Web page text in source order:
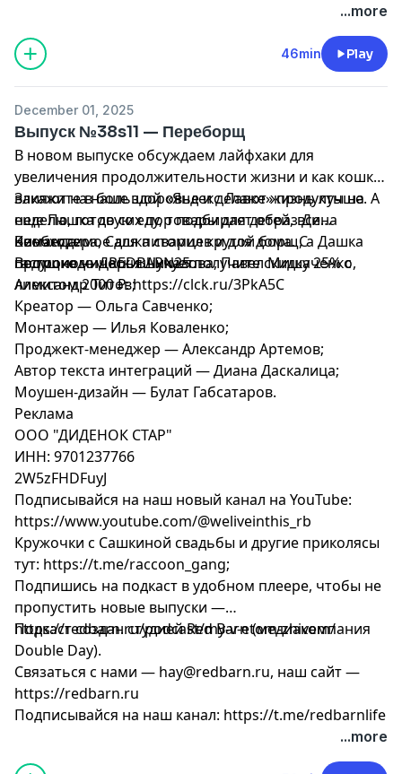
...more
46min Play
December 01, 2025
Выпуск №38s11 — Переборщ
В новом выпуске обсуждаем лайфхаки для
увеличения продолжительности жизни и как кошки
влияют на наше здоровье и делают жизнь лучше. А
еще Пашка до сих пор подбирает образ Дина
Винчестера, Сашка сварил крутой борщ, а Дашка
гастрономически шикует.
Закажите в большой «Яндекс Лавке» продукты на
неделю, готовую еду, товары для детей, все
необходимое для питомцев и для дома. С
промокодом REDBARN25 получите скидку 25% с
лимитом 2000 ₽: https://clck.ru/3PkA5C
Команда:
Ведущие — Дарья Чучалова, Павел Мишаченко,
Александр Титов;
Креатор — Ольга Савченко;
Монтажер — Илья Коваленко;
Проджект-менеджер — Александр Артемов;
Автор текста интеграций — Диана Даскалица;
Моушен-дизайн — Булат Габсатаров.
Реклама
ООО "ДИДЕНОК СТАР"
ИНН: 9701237766
2W5zFHDFuyJ
Подписывайся на наш новый канал на YouTube:
https://www.youtube.com/@weliveinthis_rb
Кружочки с Сашкиной свадьбы и другие приколясы
тут: https://t.me/raccoon_gang;
Подпишись на подкаст в удобном плеере, чтобы не
пропустить новые выпуски —
https://redbarn.ru/podcast/my-v-etom-zhivem/
Подкаст создан студией Red Barn (медиакомпания
Double Day).
Связаться с нами — hay@redbarn.ru, наш сайт —
https://redbarn.ru
Подписывайся на наш канал: https://t.me/redbarnlife
...more